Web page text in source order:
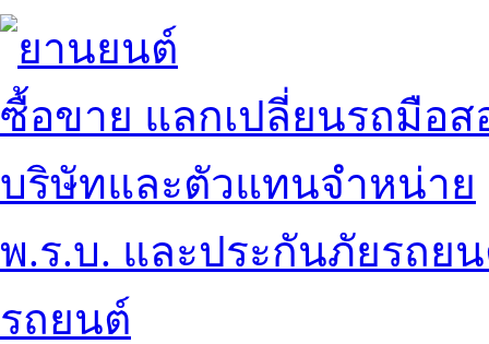
ซื้อขาย แลกเปลี่ยนรถมือส
บริษัทและตัวแทนจำหน่าย
พ.ร.บ. และประกันภัยรถย
รถยนต์